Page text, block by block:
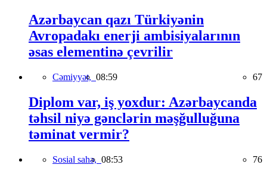
Azərbaycan qazı Türkiyənin
Avropadakı enerji ambisiyalarının
əsas elementinə çevrilir
Cəmiyyət, 08:59 67
Diplom var, iş yoxdur: Azərbaycanda
təhsil niyə gənclərin məşğulluğuna
təminat vermir?
Sosial sahə, 08:53 76